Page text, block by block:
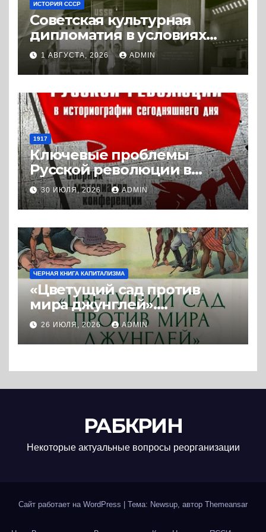
ИСТОРИЯ СССР
Советская культурная
дипломатия в условиях
Холодной войны. 1945-1989.
(2018) * Книга
1 АВГУСТА, 2026 ADMIN
1917
Ключевые проблемы
Русской революции в
историографии
сегодняшнего дня (2024) *
Книга
30 ИЮЛЯ, 2026 ADMIN
ЧЕРНАЯ КНИГА КАПИТАЛИЗМА
«Цветущий сад против
мира джунглей».
Колониальная и
постколониальная
политика западных
26 ИЮЛЯ, 2026 ADMIN
РАБКРИН
Некоторые актуальные вопросы реорганизации
Сайт работает на WordPress Тема: Newsup, автор Themeansar